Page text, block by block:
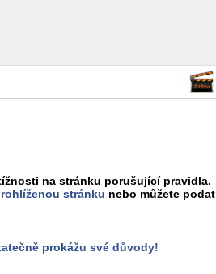
na stránku porušující pravidla.
stránku nebo můžete podat
prokážu své důvody!